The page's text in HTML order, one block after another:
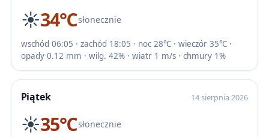
☀️34℃słonecznie
wschód 06:05 · zachód 18:05 · noc 28℃ · wieczór 35℃ ·
opady 0.12 mm · wilg. 42% · wiatr 1 m/s · chmury 1%
Piątek 14 sierpnia 2026
☀️35℃słonecznie